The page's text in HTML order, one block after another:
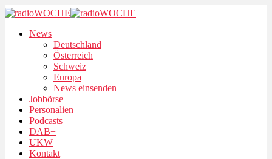
News
Deutschland
Österreich
Schweiz
Europa
News einsenden
Jobbörse
Personalien
Podcasts
DAB+
UKW
Kontakt